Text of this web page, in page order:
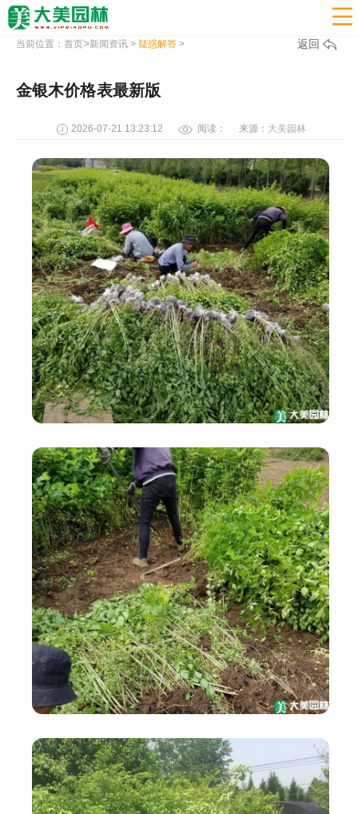

当前位置： 首页>新闻资讯> 疑惑解答> 返回
金银木价格表最新版
2026-07-21 13:23:12 阅读： 来源： 大美园林